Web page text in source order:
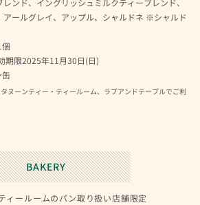
レンド、イングリッシュミルクティーブレンド、
アールグレイ、アップル、シャルドネ ※シャルド
期限2025年11月30日(日)
缶
ヌーンティー・ティールーム、ラブアンドテーブルでご利
BAKERY
ィールームのパン取り扱い店舗限定